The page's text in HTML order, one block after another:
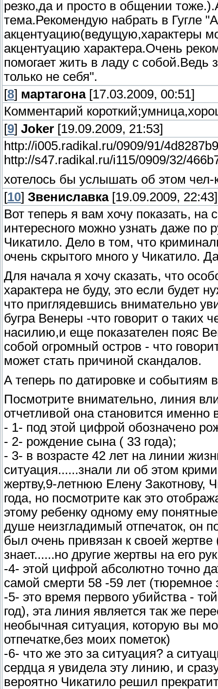
резко,да и просто в общении
тема.Рекомендую набрать в Гугле
акцентуацию(ведущую,характеры
акцентуацию характера.Очень
помогает жить в ладу с собой.Ведь
только не себя".
[8] мартагона[17.03.2009, 00:51]
Комментарий
[9] Joker [19.09.2009, 21:53]
http://i005.radikal.ru/0909/91/
http://s47.radikal.ru/i115/0909/32/
хотелось бы услышать об этом чел-
[10] Звениславка[19.09.2009, 22:43]
Вот теперь я вам хочу показать, на
интересного можно узнать даже по
Чикатило. Дело в том, что
очень скрытого много у Чикатило.
Для начала я хочу сказать, что
характера не буду, это если
что приглядевшись внимательно
бугра Венеры -что говорит о таких
насилию,и еще показателен пояс
собой огромный остров - что
может стать причиной скандалов.
А теперь по датировке и событиям
Посмотрите внимательно, линия
отчетливой она становится
- 1- под этой цифрой обозначено
- 2- рождение сына ( 33 года);
- 3- в возрасте 42 лет на линии
ситуация......знали ли об этом
жертву,9-летнюю Елену Закотнову,
года, но посмотрите как это
этому ребенку одному ему
душе неизгладимый отпечаток, он
был очень привязан к своей
знает......но другие жертвы на его
-4- этой цифрой абсолютно точно
самой смерти 58 -59 лет (тюремное
-5- это время первого убийства -
год), эта линия является так же
необычная ситуация, которую вы
отпечатке,без моих пометок)
-6- что же это за ситуация? а
сердца я увидела эту линию, и
вероятно Чикатило решил